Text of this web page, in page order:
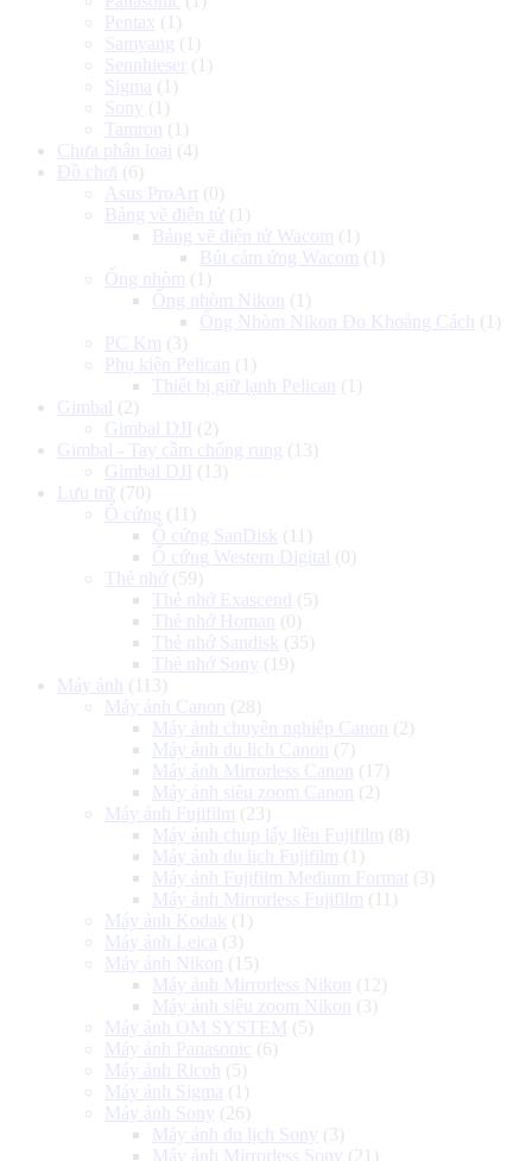
Pentax (1)
Samyang (1)
Sennhieser
(1)
Sigma (1)
Sony (1)
Tamron
(1)
Chưa phân loại (4)
Đồ chơi (6)
Asus ProArt (0)
Bảng vẽ điện tử (1)
Bảng vẽ điện tử Wacom (1)
Bút cảm ứng Wacom (1)
Ống nhòm (1)
Ống nhòm Nikon
(1)
Ống Nhòm Nikon Đo Khoảng Cách
(1)
PC Km (3)
Phụ kiện Pelican
(1)
Thiết bị giữ lạnh Pelican
(1)
Gimbal (2)
Gimbal DJI (2)
Gimbal - Tay cầm chống rung (13)
Gimbal DJI (13)
Lưu trữ (70)
Ổ cứng (11)
Ổ cứng SanDisk (11)
Ổ cứng Western Digital (0)
Thẻ nhớ (59)
Thẻ nhớ Exascend
(5)
Thẻ nhớ Homan
(0)
Thẻ nhớ Sandisk (35)
Thẻ nhớ Sony (19)
Máy ảnh
(113)
Máy ảnh Canon
(28)
Máy ảnh chuyên nghiệp Canon
(2)
Máy ảnh du lịch Canon
(7)
Máy ảnh Mirrorless Canon
(17)
Máy ảnh siêu zoom Canon
(2)
Máy ảnh Fujifilm (23)
Máy ảnh chụp lấy liền Fujifilm (8)
Máy ảnh du lịch Fujifilm (1)
Máy ảnh Fujifilm Medium Format (3)
Máy ảnh Mirrorless Fujifilm (11)
Máy ảnh Kodak (1)
Máy ảnh Leica (3)
Máy ảnh Nikon
(15)
Máy ảnh Mirrorless Nikon
(12)
Máy ảnh siêu zoom Nikon
(3)
Máy ảnh OM SYSTEM (5)
Máy ảnh Panasonic (6)
Máy ảnh Ricoh
(5)
Máy ảnh Sigma (1)
Máy ảnh Sony (26)
Máy ảnh du lịch Sony (3)
Máy ảnh Mirrorless Sony (21)